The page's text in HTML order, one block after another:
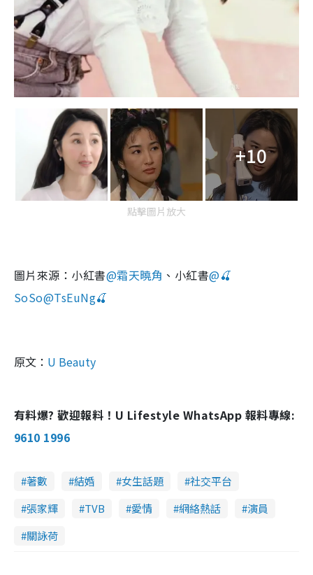
+10
點擊圖片放大
圖片來源：小紅書@霜天曉角 、小紅書@🍒
SoSo@TsEuNg🍒
原文： U Beauty
有料爆? 歡迎報料！U Lifestyle WhatsApp 報料專線:
9610 1996
著數 結婚 女生話題
社交平台
張家輝
TVB 愛情 網絡熱話
演員
關詠荷